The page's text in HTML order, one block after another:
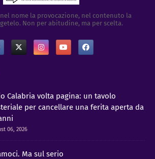
nel nome la provocazione, nel contenuto la
Non per abitudine, ma per scelta.
Calabria volta pagina: un tavolo
per cancellare una ferita aperta da
06, 2026
Ma sul serio